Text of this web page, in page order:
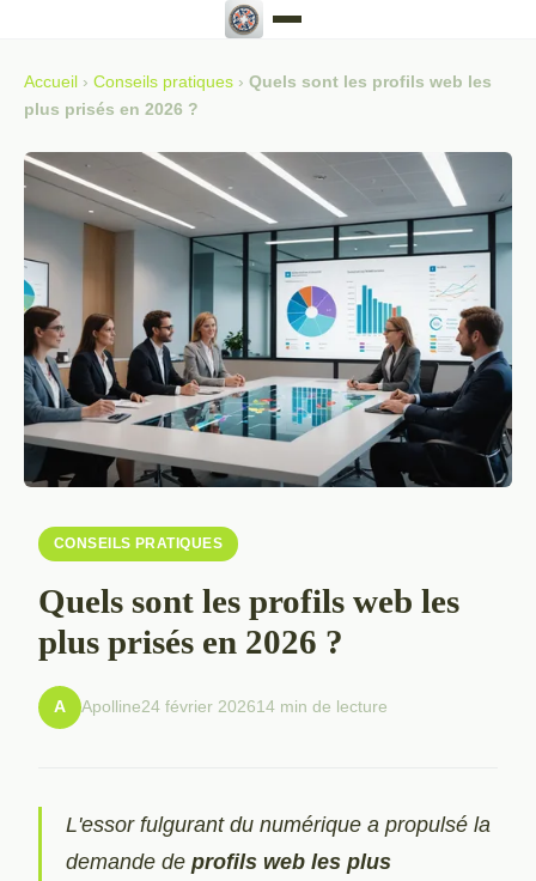
Accueil › Conseils pratiques › Quels sont les profils web les
plus prisés en 2026 ?
CONSEILS PRATIQUES
Quels sont les profils web les
plus prisés en 2026 ?
A Apolline24 février 202614 min de lecture
L'essor fulgurant du numérique a propulsé la
demande de profils web les plus